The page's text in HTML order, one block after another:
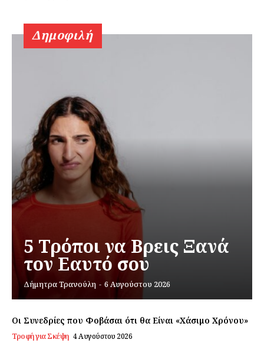
Εγγραφείτε τώρα!
Δημοφιλή
5 Τρόποι να Βρεις Ξανά
τον Εαυτό σου
Δήμητρα Τρανούλη - 6 Αυγούστου 2026
Οι Συνεδρίες που Φοβάσαι ότι θα Είναι «Χάσιμο Χρόνου»
Τροφή για Σκέψη 4 Αυγούστου 2026